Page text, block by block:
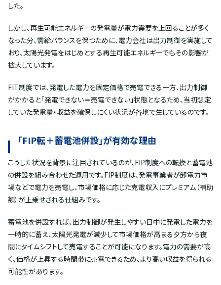
した。
しかし、再生可能エネルギーの発電量が電力需要を上回ることが多く
なった分、需給バランスを保つために、電力会社は出力制御を実施して
おり、太陽光発電をはじめとする再生可能エネルギーでもその影響が
拡大しています。
FIT制度では、発電した電力を固定価格で売電できる一方、出力制御
がかかると「発電できない＝売電できない」状態となるため、当初想定
していた発電量・収益を確保しにくい状況が各地で生じているのです。
「FIP転＋蓄電池併設」が有効な理由
こうした状況を背景に注目されているのが、FIP制度への転換と蓄電池
の併設を組み合わせた運用です。FIP制度は、発電事業者が卸電力市
場などで電力を売電し、市場価格に応じた売電収入にプレミアム（補助
額）が上乗せされる仕組みです。
蓄電池を併設すれば、出力制御が発生しやすい日中に発電した電力を
一時的に蓄え、太陽光発電が減少して市場価格が高まる夕方から夜
間にタイムシフトして売電することが可能になります。電力の需要が高
く、価格が上昇する時間帯に売電できるため、より高い収益を得られる
可能性があります。